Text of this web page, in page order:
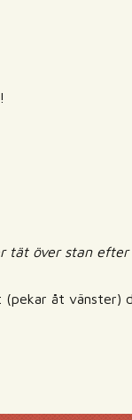
tät över stan
åt vänster)